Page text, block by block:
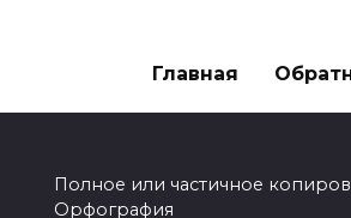
Главная
Полное или частичное
Орфография